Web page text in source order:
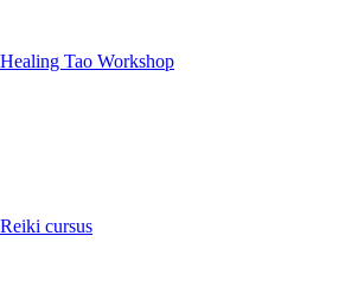
Healing Tao Workshop
Reiki cursus